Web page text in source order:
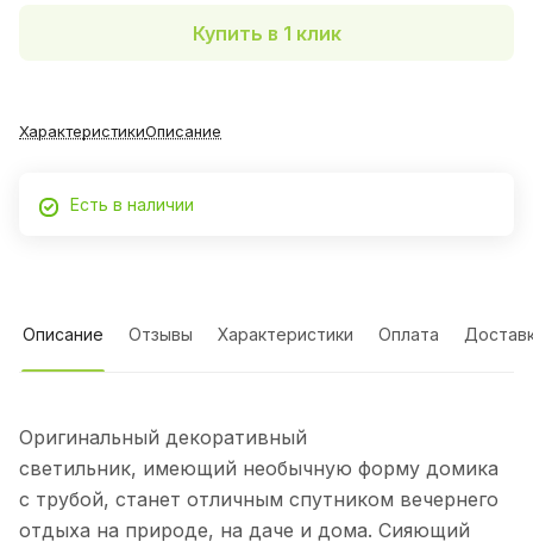
Купить в 1 клик
ХарактеристикиОписание
Есть в наличии
Описание Отзывы Характеристики Оплата
Оригинальный декоративный
светильник, имеющий необычную форму домика
с трубой, станет отличным спутником вечернего
отдыха на природе, на даче и дома. Сияющий